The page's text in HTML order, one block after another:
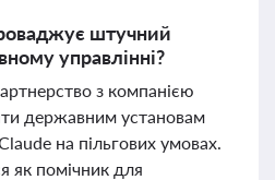
штучний
управлінні?
з компанією
державним установам
на пільгових умовах.
як помічник для